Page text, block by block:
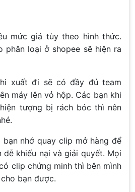
mức giá tùy theo hình thức.
phân loại ở shopee sẽ hiện ra
xuất đi sẽ có đầy đủ team
máy lên vỏ hộp. Các bạn khi
tượng bị rách bóc thì nên
bạn nhớ quay clip mở hàng để
khiếu nại và giải quyết. Mọi
clip chứng minh thì bên mình
bạn được.